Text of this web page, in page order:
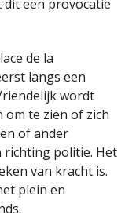
een provocatie
de la
langs een
wordt
om te zien of zich
of ander
richting politie. Het
van kracht is.
plein en